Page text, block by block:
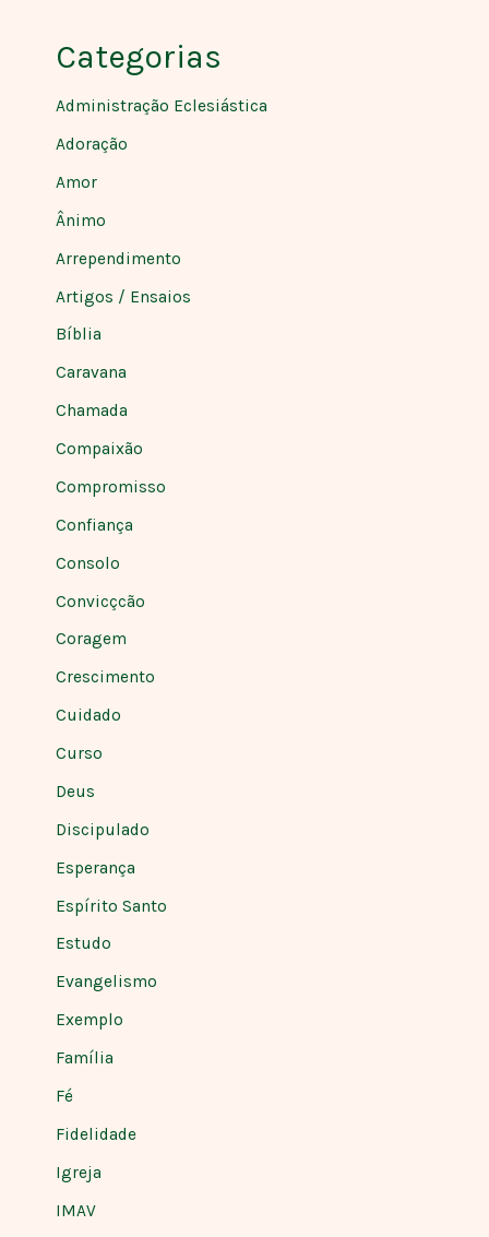
Categorias
Administração Eclesiástica
Adoração
Amor
Ânimo
Arrependimento
Artigos / Ensaios
Bíblia
Caravana
Chamada
Compaixão
Compromisso
Confiança
Consolo
Convicçcão
Coragem
Crescimento
Cuidado
Curso
Deus
Discipulado
Esperança
Espírito Santo
Estudo
Evangelismo
Exemplo
Família
Fé
Fidelidade
Igreja
IMAV